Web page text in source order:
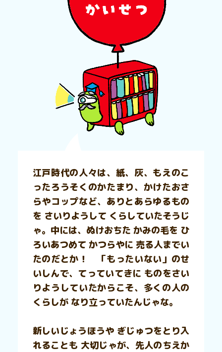
江戸時代の人々は、紙、灰、もえのこ
ったろうそくのかたまり、かけたおさ
らやコップなど、ありとあらゆるもの
を さいりようして くらしていたそうじ
ゃ。中には、ぬけおちた かみの毛を ひ
ろいあつめて かつらやに 売る人までい
たのだとか！ 「もったいない」のせ
いしんで、てっていてきに ものをさい
りようしていたからこそ、多くの人の
くらしが なり立っていたんじゃな。
新しいじょうほうや ぎじゅつをとり入
れることも 大切じゃが、先人のちえか